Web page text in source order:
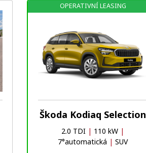
Oblíbené
Porovnat
Škoda Kodiaq Selection
2.0 TDI | 110 kW |
7°automatická | SUV
OPERATIVNÍ LEASING